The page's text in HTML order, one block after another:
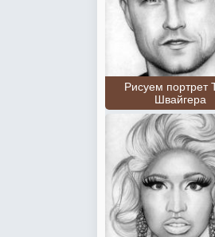
Рисуем портрет
Швайгера